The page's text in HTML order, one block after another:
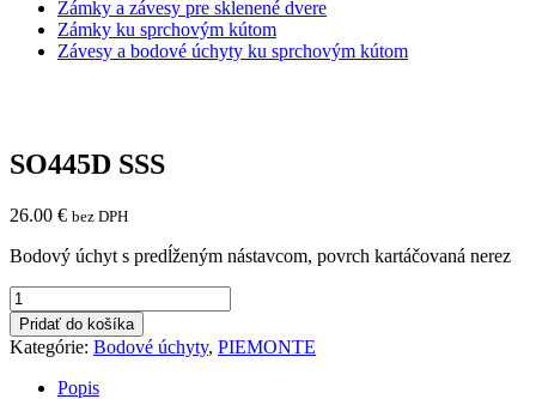
Zámky a závesy pre sklenené dvere
Zámky ku sprchovým kútom
Závesy a bodové úchyty ku sprchovým kútom
SO445D SSS
26.00 € bez DPH
Bodový úchyt s predĺženým nástavcom, povrch kartáčovaná nerez
množstvo
SO445D
SSS
Pridať do košíka
Kategórie: Bodové úchyty, PIEMONTE
Popis